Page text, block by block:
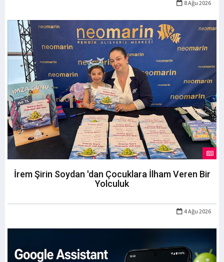
8 Ağu 2026
İrem Şirin Soydan 'dan Çocuklara İlham Veren Bir
Yolculuk
4 Ağu 2026